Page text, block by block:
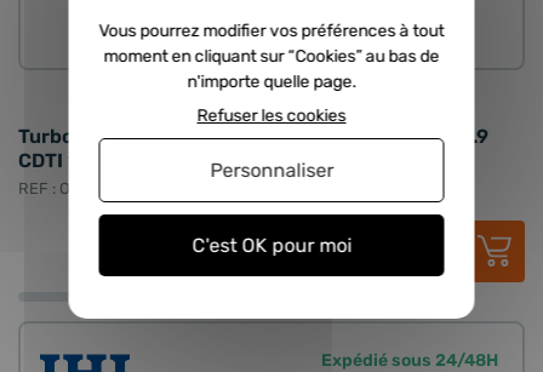
ORIGINE
Turbo neuf d'origine GARRETT - 1.9 JTD 150cv, 1.9
CDTI 150cv
REF : ORI-773720-0001
1 162,10 €
Expédié sous 24/48H
Vous pourrez modifier vos préférences à tout
moment en cliquant sur “Cookies” au bas de
n'importe quelle page.
C'est OK pour moi
Refuser les cookies
Personnaliser